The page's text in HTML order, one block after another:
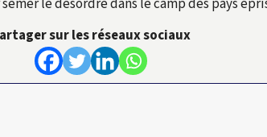
le désordre dans le camp des pays
sur les réseaux sociaux